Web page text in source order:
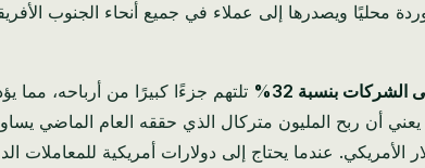
محليًا ويصدرها إلى عملاء في جميع أنحاء الجنوب
بنسبة 32%
تلتهم جزءًا كبيرًا من أرباحه، مما
عندما يحتاج إلى دولارات أمريكية للمعاملات